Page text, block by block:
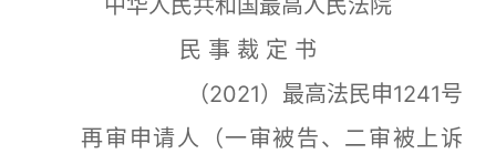
中华人民共和国最高人民法院
民 事 裁 定 书
（2021）最高法民申1241号
再审申请人（一审被告、二审被上诉